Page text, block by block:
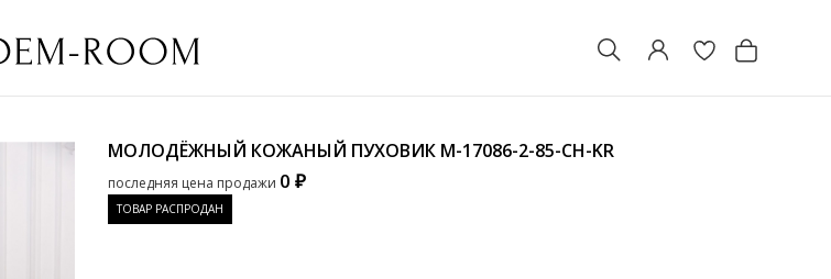
МОЛОДЁЖНЫЙ КОЖАНЫЙ ПУХОВИК M-17086-2-85-CH-KR
последняя цена продажи 0 ₽
ТОВАР РАСПРОДАН